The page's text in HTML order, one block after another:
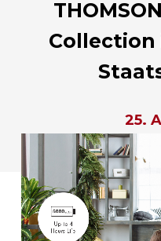
Collection
25.